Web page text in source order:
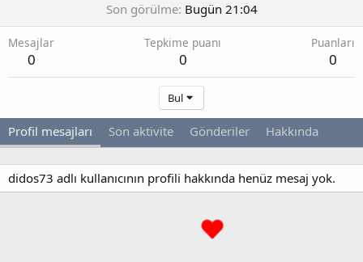
Son görülme Bugün 21:04
Mesajlar
0
Tepkime puanı
0
Puanları
0
Bul
Profil mesajları Son aktivite Gönderiler Hakkında
didos73 adlı kullanıcının profili hakkında henüz mesaj yok.